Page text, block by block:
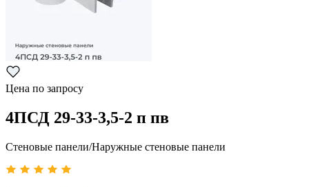
Цена по запросу
4ПСД 29-33-3,5-2 п пв
Стеновые панели/Наружные стеновые панели